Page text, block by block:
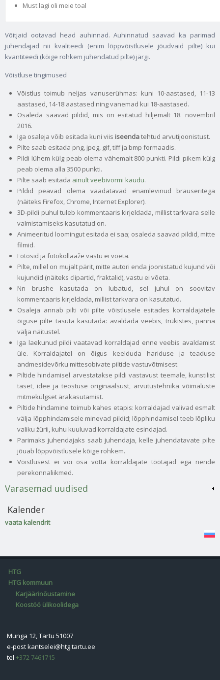
Must lagi oli meie toal
Võitjaid ootavad head auhinnad. Auhinnatud saavad ka parimad
juhendajad nii kvaliteedi (enim lõppvõistlusele jõudvaid pilte) kui
kvantiteedi (kõige rohkem juhendatud pilte) järgi.
Võistluse tingimused
Võistlus toimub neljas vanuserühmas: kuni 10-aastased, 11-13
aastased, 14-18 aastased ning vanemad kui 18-aastased.
Osaleda saavad pildid, mis on esitatud hiljemalt 18. novembril
2016.
Iga osaleja võib esitada kuni viis iseendatehtud arvutijoonistust.
Pilte saab esitada png, jpeg, gif, tiff ja bmp formaadis.
Pildi lühem külg peab olema vähemalt 800 punkti. Pildi pikem külg
peab olema alla 3500 punkti.
Pilte saab esitada ainult veebivormi kaudu.
Pildid peavad olema vaadatavad enamlevinud brauseritega
(näiteks Firefox, Chrome, Internet Explorer).
3D-pildi puhul tuleb kommentaaris kirjeldada, millist tarkvara selle
valmistamiseks kasutatud on.
Animeeritud loomingut esitada ei saa; osaleda saavad pildid, mitte
filmid.
Fotosid ja fotokollaaže vastu ei võeta.
Pilte, millel on mujalt pärit, mitte autori enda joonistatud kujund või
kujundid (näiteks clipartid, fraktalid), vastu ei võeta.
Nn brushe kasutada on lubatud, sel juhul on soovitav
kommentaaris kirjeldada, millist tarkvara on kasutatud.
Osaleja annab pilti või pilte võistlusele esitades korraldajatele
õiguse pilte tasuta kasutada: avaldada veebis, trükistes, panna
välja näitustel.
Iga laekunud pildi vaatavad korraldajad enne veebis avaldamist
üle. Korraldajatel on õigus keelduda hariduse ja teaduse
andmesidevõrku mittesobivate piltide vastuvõtmisest.
Piltide hindamisel arvestatakse pildi vastavust teemale, kunstilist
taset, idee ja teostuse originaalsust, arvutustehnika võimaluste
mitmekülgset ärakasutamist.
Piltide hindamine toimub kahes etapis: korraldajad valivad esmalt
välja lõpphindamisele minevad pildid; lõpphindamisel teeb lõpliku
valiku žürii, kuhu kuuluvad korraldajate esindajad.
Parimaks juhendajaks saab juhendaja, kelle juhendatavate pilte
jõuab lõppvõistlusele kõige rohkem.
Võistlusest ei või osa võtta korraldajate töötajad ega nende
perekonnaliikmed.
Varasemad uudised
Kalender
vaata kalendrit
HTG
HTG kommuun
Karjäärinõustamine
Koostöö ülikoolidega
Munga 12, Tartu 51007
e-postkantselei@htg.tartu.ee
tel+372 7461715